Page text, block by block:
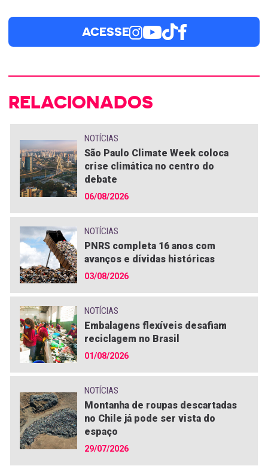
ACESSE
RELACIONADOS
NOTÍCIAS
São Paulo Climate Week coloca
crise climática no centro do
debate
06/08/2026
NOTÍCIAS
PNRS completa 16 anos com
avanços e dívidas históricas
03/08/2026
NOTÍCIAS
Embalagens flexíveis desafiam
reciclagem no Brasil
01/08/2026
NOTÍCIAS
Montanha de roupas descartadas
no Chile já pode ser vista do
espaço
29/07/2026